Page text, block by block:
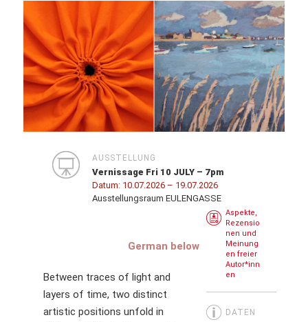
AUSSTELLUNG
Vernissage Fri 10 JULY – 7pm
Datum: 10.07.2026 – 19.07.2026
Ausstellungsraum EULENGASSE
Aspekte,
Rezensio
nen und
Meinung
en freier
Autor*inn
en
DATEN
German below
Between traces of light and
layers of time, two distinct
artistic positions unfold in